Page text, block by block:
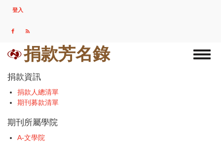
USER
MENU
登入
捐款芳名錄
捐款資訊
捐款人總清單
期刊募款清單
期刊所屬學院
A-文學院